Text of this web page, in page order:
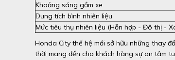
Khoảng sáng gầm xe
Dung tích bình nhiên liệu
Mức tiêu thụ nhiên liệu (Hỗn hợp - Đô thị -
Honda City thế hệ mới sở hữu những thay
thời mang đến cho khách hàng sự an tâm